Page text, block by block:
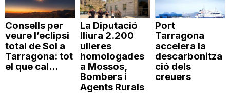
Consells per
veure l’eclipsi
total de Sol a
Tarragona: tot
el que cal...
La Diputació
lliura 2.200
ulleres
homologades
a Mossos,
Bombers i
Agents Rurals
Port
Tarragona
accelera la
descarbonitza
ció dels
creuers